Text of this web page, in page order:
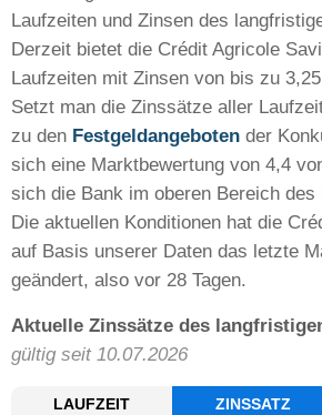
Laufzeiten und Zinsen des
Derzeit bietet die Crédit Agricole
Laufzeiten mit Zinsen von bis zu
Setzt man die Zinssätze aller
zu den Festgeldangeboten der
sich eine Marktbewertung von 4,4
sich die Bank im oberen Bereich des
Die aktuellen Konditionen hat die
auf Basis unserer Daten das letzte
geändert, also vor 28 Tagen.
Aktuelle Zinssätze des
gültig seit 10.07.2026
LAUFZEIT ZINSSATZ